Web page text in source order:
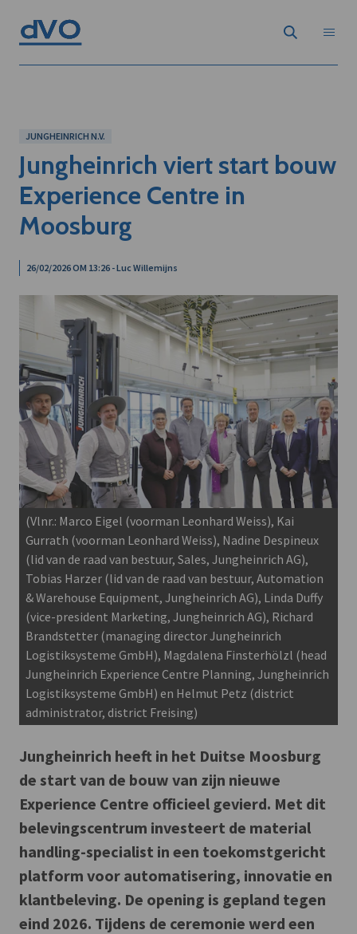
JUNGHEINRICH N.V.
Jungheinrich viert start bouw
Experience Centre in
Moosburg
26/02/2026 OM 13:26 - Luc Willemijns
(Vlnr.: Marco Eigel (voorman Leonhard Weiss), Kai
Gurrath (voorman Leonhard Weiss), Nadine Despineux
(lid van de raad van bestuur, Sales, Jungheinrich AG),
Tobias Harzer (lid van de raad van bestuur, Automation
& Warehouse Equipment, Jungheinrich AG), Linda Duffy
(vice-president Marketing, Jungheinrich AG), Richard
Brandstetter (managing director Jungheinrich
Logistiksysteme GmbH), Magdalena Finsterhölzl (head
Jungheinrich Experience Centre Planning, Jungheinrich
Logistiksysteme GmbH) en Helmut Petz (district
administrator, district Freising)
Jungheinrich heeft in het Duitse Moosburg
de start van de bouw van zijn nieuwe
Experience Centre officieel gevierd. Met dit
belevingscentrum investeert de material
handling-specialist in een toekomstgericht
platform voor automatisering, innovatie en
klantbeleving. De opening is gepland tegen
eind 2026. Tijdens de ceremonie werd een